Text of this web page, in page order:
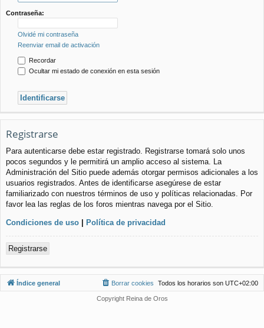
Contraseña:
Olvidé mi contraseña
Reenviar email de activación
Recordar
Ocultar mi estado de conexión en esta sesión
Registrarse
Para autenticarse debe estar registrado. Registrarse tomará solo unos
pocos segundos y le permitirá un amplio acceso al sistema. La
Administración del Sitio puede además otorgar permisos adicionales a los
usuarios registrados. Antes de identificarse asegúrese de estar
familiarizado con nuestros términos de uso y políticas relacionadas. Por
favor lea las reglas de los foros mientras navega por el Sitio.
Condiciones de uso | Política de privacidad
Registrarse
Índice general Todos los horarios son UTC+02:00
Borrar cookies
Copyright Reina de Oros